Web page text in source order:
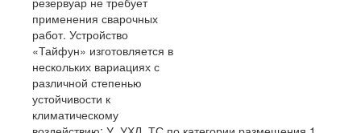
применения сварочных
работ. Устройство
«Тайфун» изготовляется в
нескольких вариациях с
различной степенью
устойчивости к
климатическому